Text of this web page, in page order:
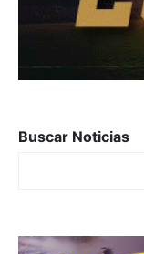
Buscar Noticias